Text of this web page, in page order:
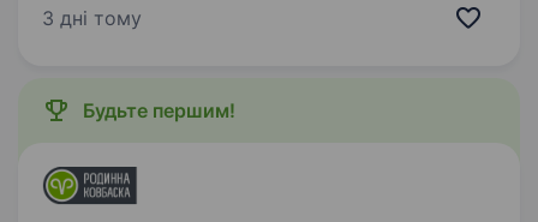
нд 9:00−18:00 Дружню та підтримуючу
3 дні тому
Будьте першим!